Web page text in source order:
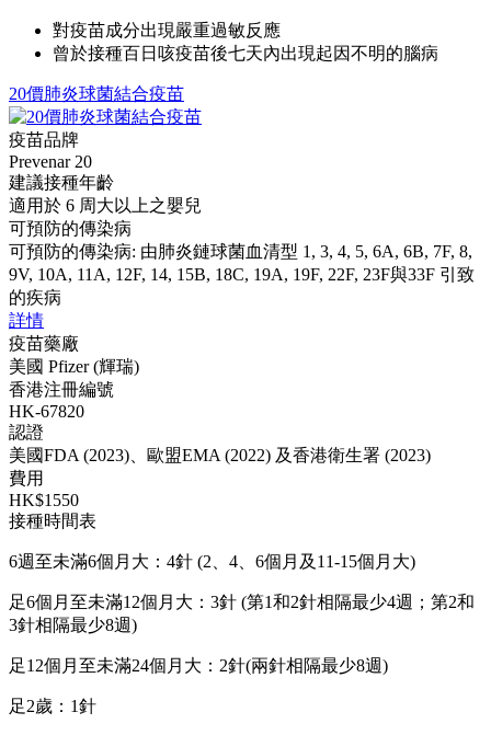
對疫苗成分出現嚴重過敏反應
曾於接種百日咳疫苗後七天內出現起因不明的腦病
20價肺炎球菌結合疫苗
疫苗品牌
Prevenar 20
建議接種年齡
適用於 6 周大以上之嬰兒
可預防的傳染病
可預防的傳染病: 由肺炎鏈球菌血清型 1, 3, 4, 5, 6A, 6B, 7F, 8,
9V, 10A, 11A, 12F, 14, 15B, 18C, 19A, 19F, 22F, 23F與33F 引致
的疾病
詳情
疫苗藥廠
美國 Pfizer (輝瑞)
香港注冊編號
HK-67820
認證
美國FDA (2023)、歐盟EMA (2022) 及香港衛生署 (2023)
費用
HK$1550
接種時間表
6週至未滿6個月大：4針 (2、4、6個月及11-15個月大)
足6個月至未滿12個月大：3針 (第1和2針相隔最少4週；第2和
3針相隔最少8週)
足12個月至未滿24個月大：2針(兩針相隔最少8週)
足2歲：1針